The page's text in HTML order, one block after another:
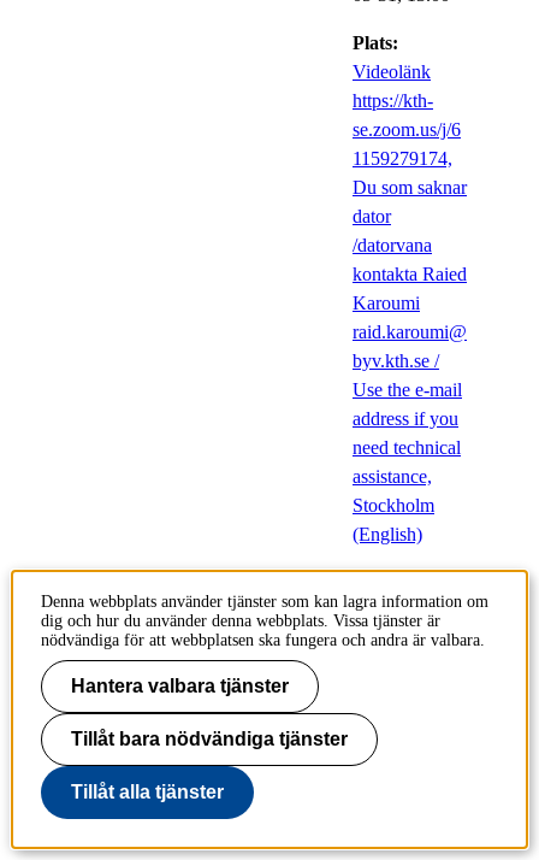
Plats:
Videolänk
https://kth-
se.zoom.us/j/6
1159279174,
Du som saknar
dator
/datorvana
kontakta Raied
Karoumi
raid.karoumi@
byv.kth.se /
Use the e-mail
address if you
need technical
assistance,
Stockholm
(English)
Daniel
Colmenares ,
Denna webbplats använder tjänster som kan lagra information om
dig och hur du använder denna webbplats. Vissa tjänster är
nödvändiga för att webbplatsen ska fungera och andra är valbara.
Hantera valbara tjänster
Tillåt bara nödvändiga tjänster
Tillåt alla tjänster